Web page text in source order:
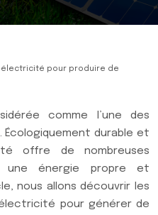
pour produire de
comme l’une des
. Écologiquement durable et
offre de nombreuses
une énergie propre et
nous allons découvrir les
pour générer de